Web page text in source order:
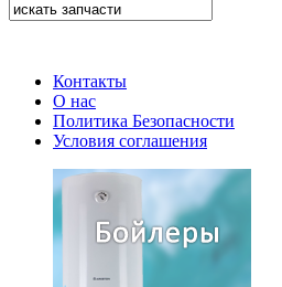
Контакты
О нас
Политика Безопасности
Условия соглашения